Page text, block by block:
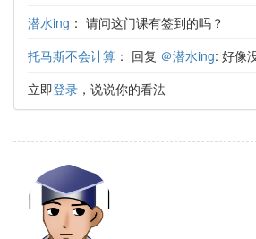
潜水ing ： 请问这门课有签到的吗？
托马斯不会计算 ： 回复 ＠潜水ing: 好像
立即登录 ，说说你的看法